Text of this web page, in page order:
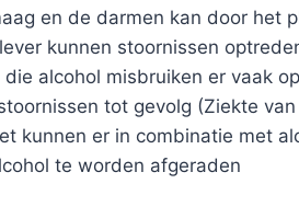
en de darmen kan door het
kunnen stoornissen
alcohol misbruiken er vaak
tot gevolg (Ziekte van
kunnen er in combinatie met
te worden afgeraden